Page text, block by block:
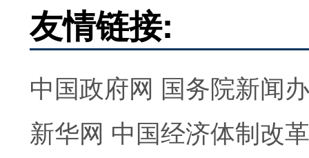
友情链接:
中国政府网 国务院新闻
新华网 中国经济体制改